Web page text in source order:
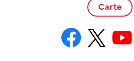
Carte